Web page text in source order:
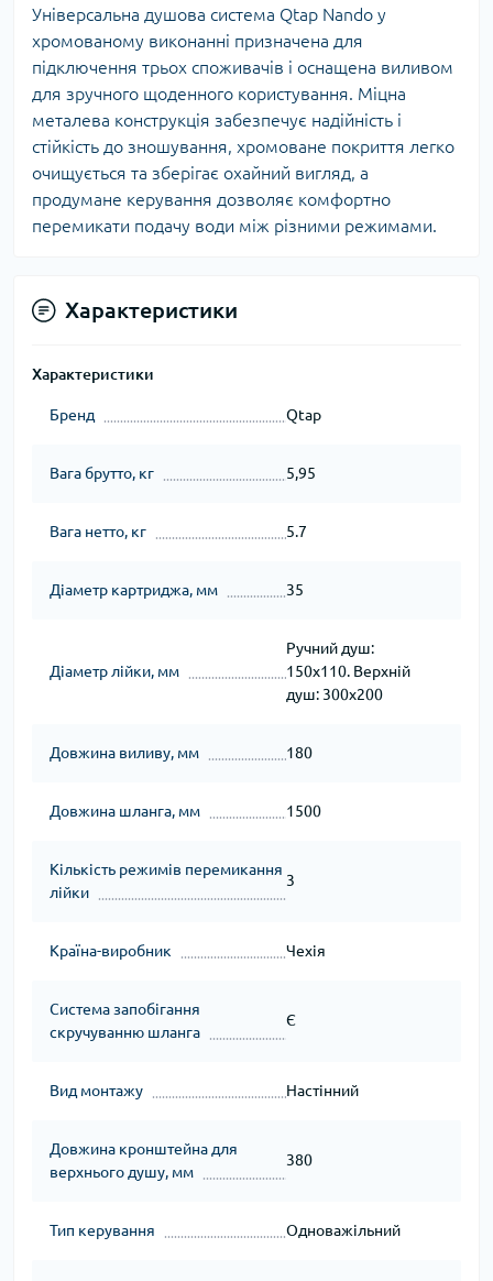
Універсальна душова система Qtap Nando у
хромованому виконанні призначена для
підключення трьох споживачів і оснащена виливом
для зручного щоденного користування. Міцна
металева конструкція забезпечує надійність і
стійкість до зношування, хромоване покриття легко
очищується та зберігає охайний вигляд, а
продумане керування дозволяє комфортно
перемикати подачу води між різними режимами.
Характеристики
Характеристики
Бренд Qtap
Вага брутто, кг 5,95
Вага нетто, кг 5.7
Діаметр картриджа, мм 35
Діаметр лійки, мм
Ручний душ:
150х110. Верхній
душ: 300х200
Довжина виливу, мм 180
Довжина шланга, мм 1500
Кількість режимів перемикання
лійки
3
Країна-виробник Чехія
Система запобігання
скручуванню шланга
Є
Вид монтажу Настінний
Довжина кронштейна для
верхнього душу, мм
380
Тип керування Одноважільний